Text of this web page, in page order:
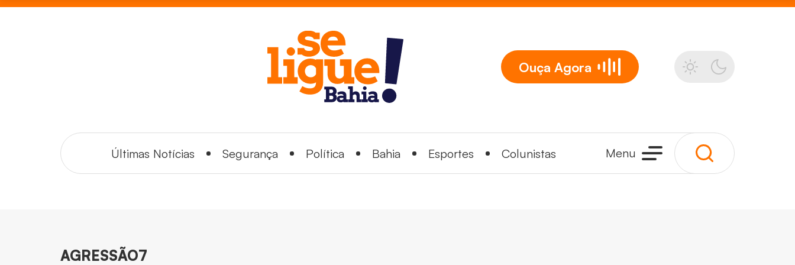
Ouça Agora
Últimas Notícias Segurança Política Bahia Esportes Colunistas Menu
AGRESSÃO7